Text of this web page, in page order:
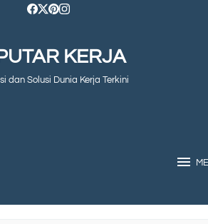
KERJA
dan Solusi Dunia Kerja Terkini